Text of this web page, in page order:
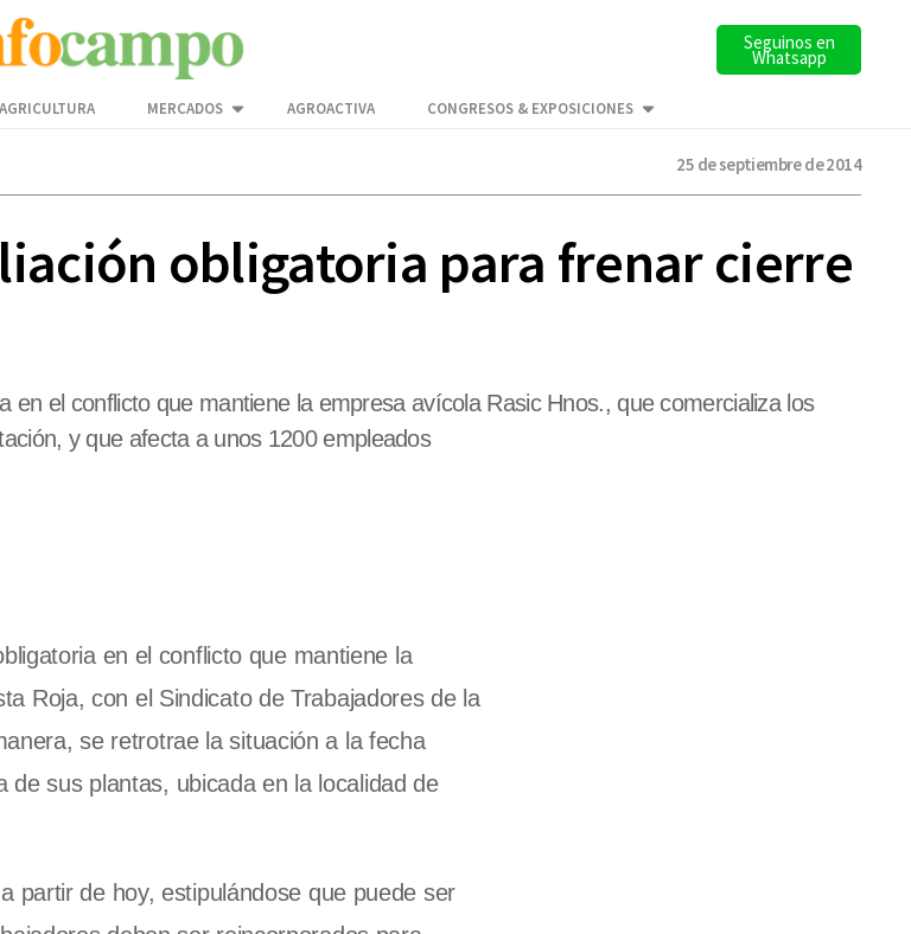
Seguinos en
Whatsapp
AGRICULTURA MERCADOS AGROACTIVA CONGRESOS & EXPOSICIONES
25 de septiembre de 2014
obligatoria para frenar cierre
en el conflicto que mantiene la empresa avícola Rasic Hnos., que comercializa los
y que afecta a unos 1200 empleados
en el conflicto que mantiene la
Roja, con el Sindicato de Trabajadores de la
se retrotrae la situación a la fecha
sus plantas, ubicada en la localidad de
partir de hoy, estipulándose que puede ser